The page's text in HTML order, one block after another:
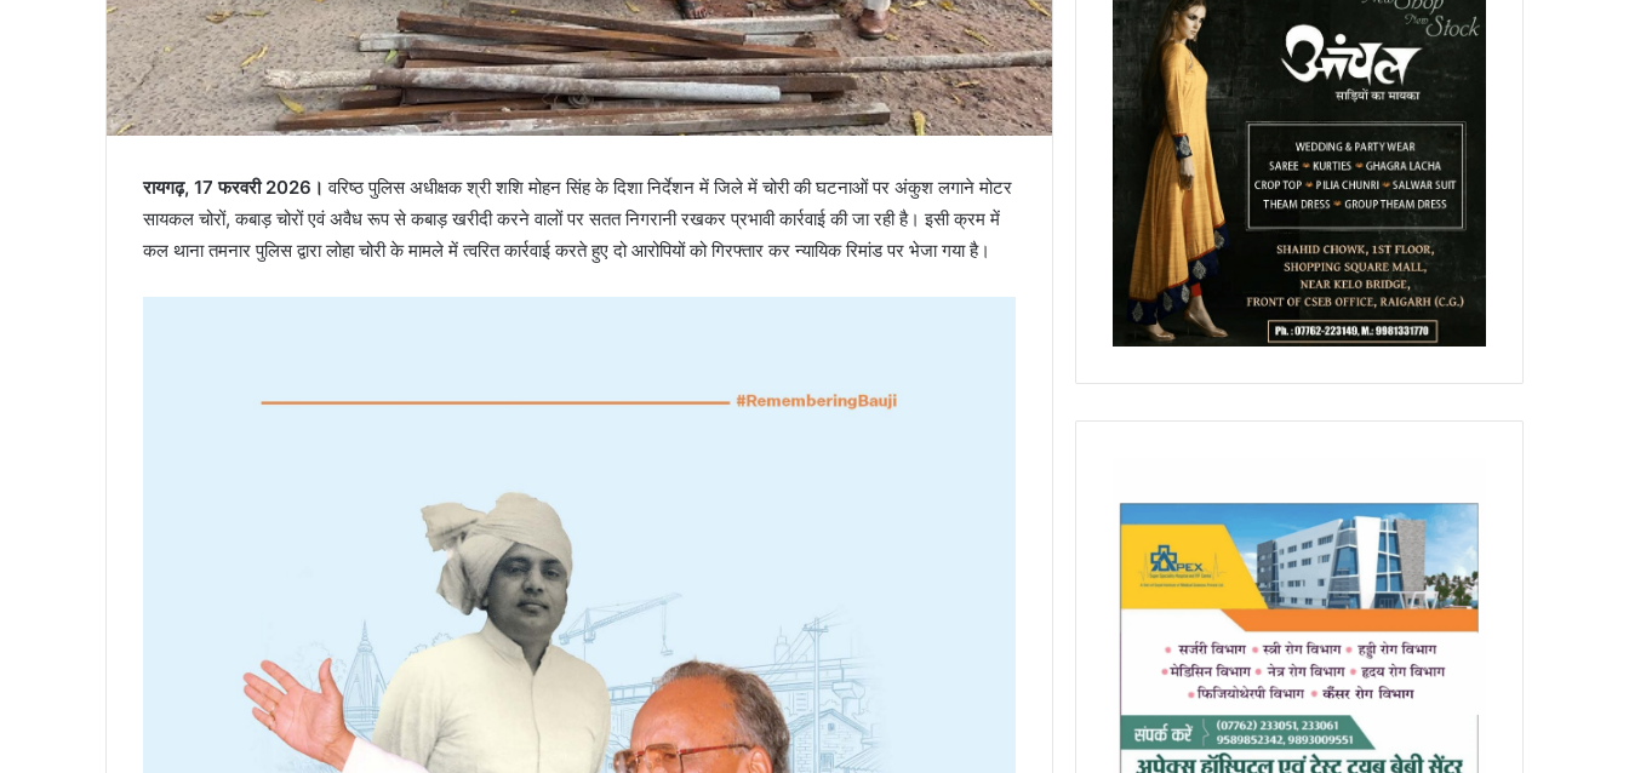
रायगढ़, 17 फरवरी 2026। वरिष्ठ पुलिस अधीक्षक श्री शशि मोहन सिंह के दिशा निर्देशन में जिले में चोरी की घटनाओं पर अंकुश लगाने मोटर
सायकल चोरों, कबाड़ चोरों एवं अवैध रूप से कबाड़ खरीदी करने वालों पर सतत निगरानी रखकर प्रभावी कार्रवाई की जा रही है। इसी क्रम में
कल थाना तमनार पुलिस द्वारा लोहा चोरी के मामले में त्वरित कार्रवाई करते हुए दो आरोपियों को गिरफ्तार कर न्यायिक रिमांड पर भेजा गया है।